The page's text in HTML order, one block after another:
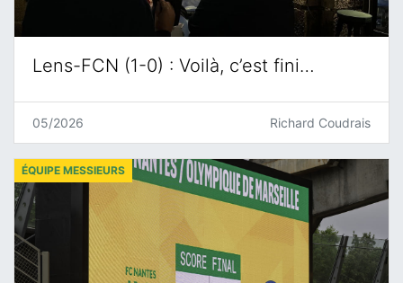
Lens-FCN (1-0) : Voilà, c’est fini…
05/2026 Richard Coudrais
ÉQUIPE MESSIEURS